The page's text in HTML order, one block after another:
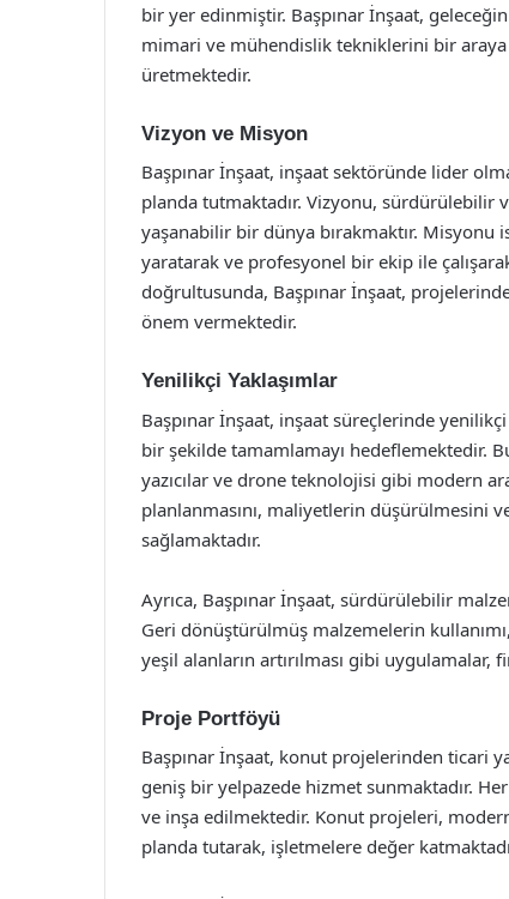
bir yer edinmiştir. Başpınar İnşaat,
mimari ve mühendislik tekniklerini bir
üretmektedir.
Vizyon ve Misyon
Başpınar İnşaat, inşaat sektöründe lider
planda tutmaktadır. Vizyonu, sürdürülebilir
yaşanabilir bir dünya bırakmaktır.
yaratarak ve profesyonel bir ekip ile
doğrultusunda, Başpınar İnşaat,
önem vermektedir.
Yenilikçi Yaklaşımlar
Başpınar İnşaat, inşaat süreçlerinde
bir şekilde tamamlamayı hedeflemektedir.
yazıcılar ve drone teknolojisi gibi modern
planlanmasını, maliyetlerin düşürülmesini
sağlamaktadır.
Ayrıca, Başpınar İnşaat, sürdürülebilir
Geri dönüştürülmüş malzemelerin
yeşil alanların artırılması gibi uygulamalar,
Proje Portföyü
Başpınar İnşaat, konut projelerinden ticari
geniş bir yelpazede hizmet sunmaktadır.
ve inşa edilmektedir. Konut projeleri,
planda tutarak, işletmelere değer